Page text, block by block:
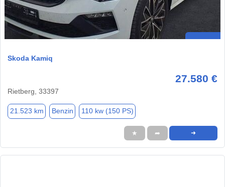
Skoda Kamiq
27.580 €
Rietberg, 33397
21.523 km Benzin 110 kw (150 PS)
★ ➦ ➜